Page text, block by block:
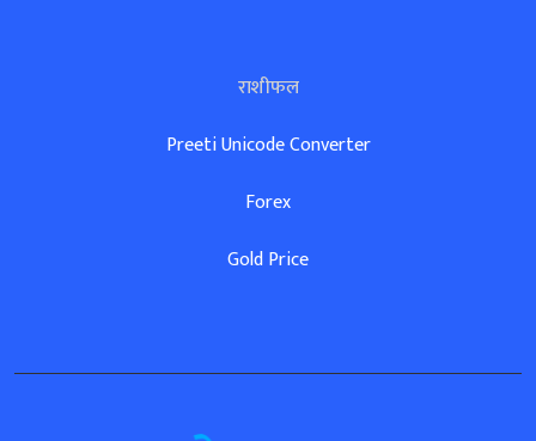
राशीफल
Preeti Unicode Converter
Forex
Gold Price